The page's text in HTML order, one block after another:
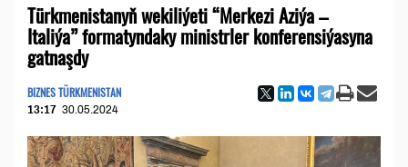
Türkmenistanyň wekiliýeti “Merkezi Aziýa –
Italiýa” formatyndaky ministrler konferensiýasyna
gatnaşdy
BIZNES TÜRKMENISTAN
13:17 30.05.2024